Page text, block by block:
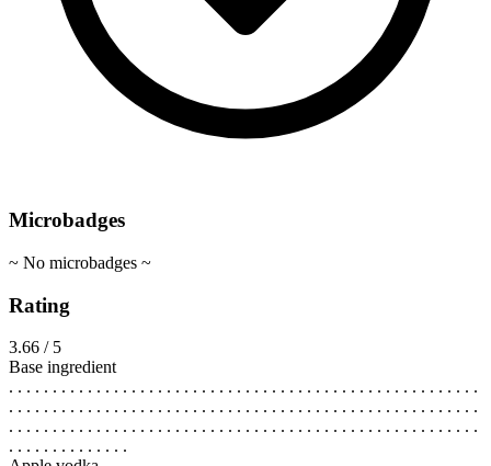
Microbadges
~ No microbadges ~
Rating
3.66 / 5
Base ingredient
. . . . . . . . . . . . . . . . . . . . . . . . . . . . . . . . . . . . . . . . . . . . . . . . . . . . . .
. . . . . . . . . . . . . . . . . . . . . . . . . . . . . . . . . . . . . . . . . . . . . . . . . . . . . .
. . . . . . . . . . . . . . . . . . . . . . . . . . . . . . . . . . . . . . . . . . . . . . . . . . . . . .
. . . . . . . . . . . . . .